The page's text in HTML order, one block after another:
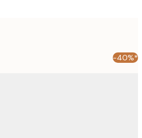
-40%*